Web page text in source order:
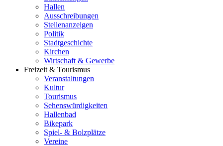
Hallen
Ausschreibungen
Stellenanzeigen
Politik
Stadtgeschichte
Kirchen
Wirtschaft & Gewerbe
Freizeit & Tourismus
Veranstaltungen
Kultur
Tourismus
Sehenswürdigkeiten
Hallenbad
Bikepark
Spiel- & Bolzplätze
Vereine